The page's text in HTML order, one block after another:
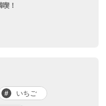
！
いちご